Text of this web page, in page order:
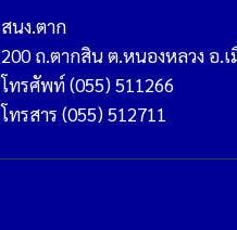
สนง.ตาก
200 ถ.ตากสิน ต.หนองหลวง อ.เ
โทรศัพท์ (055) 511266
โทรสาร (055) 512711